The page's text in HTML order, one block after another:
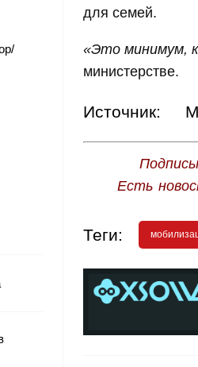
для семей.
«Это минимум,
министерстве.
Источник:
Есть
Теги: